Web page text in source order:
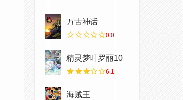
万古神话
0.0
精灵梦叶罗丽10
6.1
海贼王